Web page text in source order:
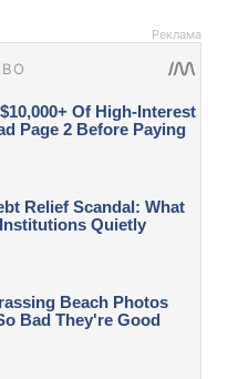
Реклама